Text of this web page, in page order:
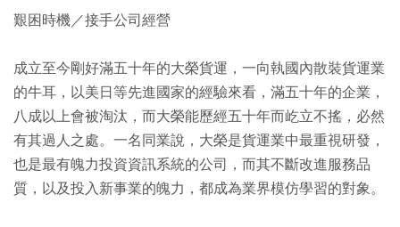
艱困時機／接手公司經營
成立至今剛好滿五十年的大榮貨運，一向執國內散裝貨運業
的牛耳，以美日等先進國家的經驗來看，滿五十年的企業，
八成以上會被淘汰，而大榮能歷經五十年而屹立不搖，必然
有其過人之處。一名同業說，大榮是貨運業中最重視研發，
也是最有魄力投資資訊系統的公司，而其不斷改進服務品
質，以及投入新事業的魄力，都成為業界模仿學習的對象。